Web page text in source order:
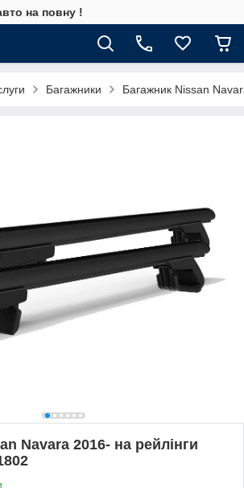
на повну !
Багажники Багажник Nissan
Navara 2016- на рейлінги